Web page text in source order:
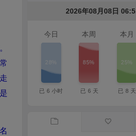
2026年08月08日
今日
28%
已 6 小时
本周
85%
已 6 天
本月
25%
已 8 天